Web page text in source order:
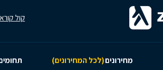
קול
מחירונים(לכל המחירונים)